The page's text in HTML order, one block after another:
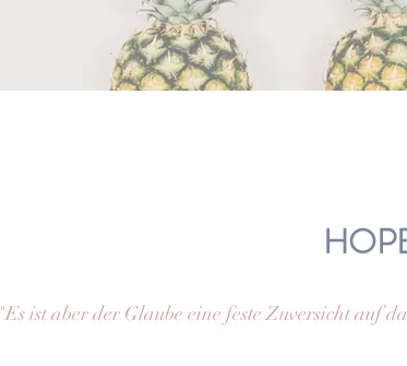
"Es ist aber der Glaube eine feste Zuversicht auf